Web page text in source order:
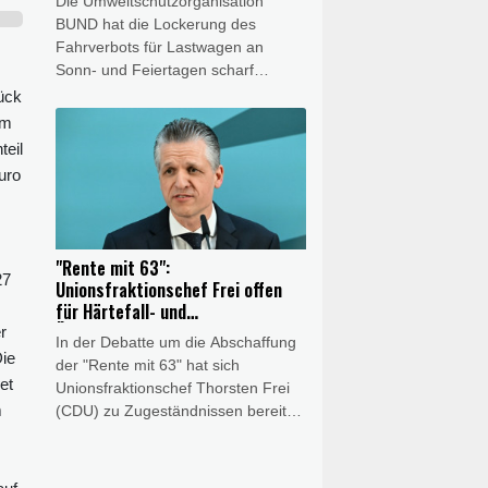
BUND hat die Lockerung des
Fahrverbots für Lastwagen an
Sonn- und Feiertagen scharf
wegen des Niedrigwassers in
Flüssen "den Schiffstransport jetzt
durch hunderte oder tausende Lkw-
Fahrten zu ersetzen", sagte der
Verbandsvorsitzende Olaf Bandt der
"Rheinischen Post"
(Samstagsausgabe). Dies werde
"Menschen und Klima" belasten.
"Rente mit 63":
Unionsfraktionschef Frei offen
für Härtefall- und
Übergangslösungen
In der Debatte um die Abschaffung
der "Rente mit 63" hat sich
Unionsfraktionschef Thorsten Frei
(CDU) zu Zugeständnissen bereit